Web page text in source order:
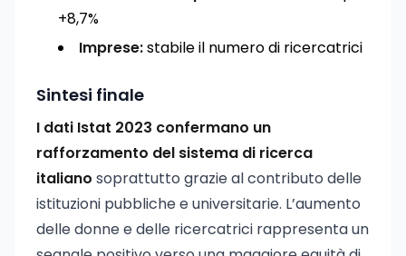
+8,7%
Imprese:stabile il numero di ricercatrici
Sintesi finale
I dati Istat 2023 confermano un
rafforzamento del sistema di ricerca
italiano soprattutto grazie al contributo delle
istituzioni pubbliche e universitarie. L’aumento
delle donne e delle ricercatrici rappresenta un